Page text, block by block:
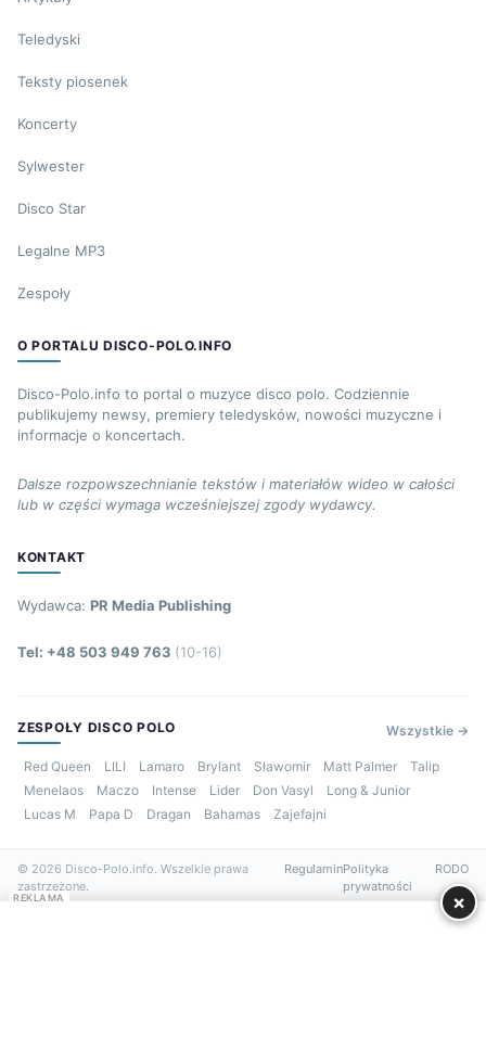
Teledyski
Teksty piosenek
Koncerty
Sylwester
Disco Star
Legalne MP3
Zespoły
O PORTALU DISCO-POLO.INFO
Disco-Polo.info to portal o muzyce disco polo. Codziennie
publikujemy newsy, premiery teledysków, nowości muzyczne i
informacje o koncertach.
Dalsze rozpowszechnianie tekstów i materiałów wideo w całości
lub w części wymaga wcześniejszej zgody wydawcy.
KONTAKT
Wydawca: PR Media Publishing
Tel: +48 503 949 763 (10-16)
ZESPOŁY DISCO POLO Wszystkie →
Red Queen LILI Lamaro Brylant Sławomir Matt Palmer
Talip
Menelaos
Maczo Intense Lider Don Vasyl
Long & Junior
Lucas M
Papa D Dragan Bahamas Zajefajni
© 2026 Disco-Polo.info. Wszelkie prawa
zastrzeżone.
RegulaminPolityka
prywatności
RODO
REKLAMA ×